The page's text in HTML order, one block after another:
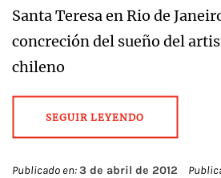
Santa Teresa en Rio de
concreción del sueño del
chileno
SEGUIR LEYENDO
Publicado en:3 de abril de 2012